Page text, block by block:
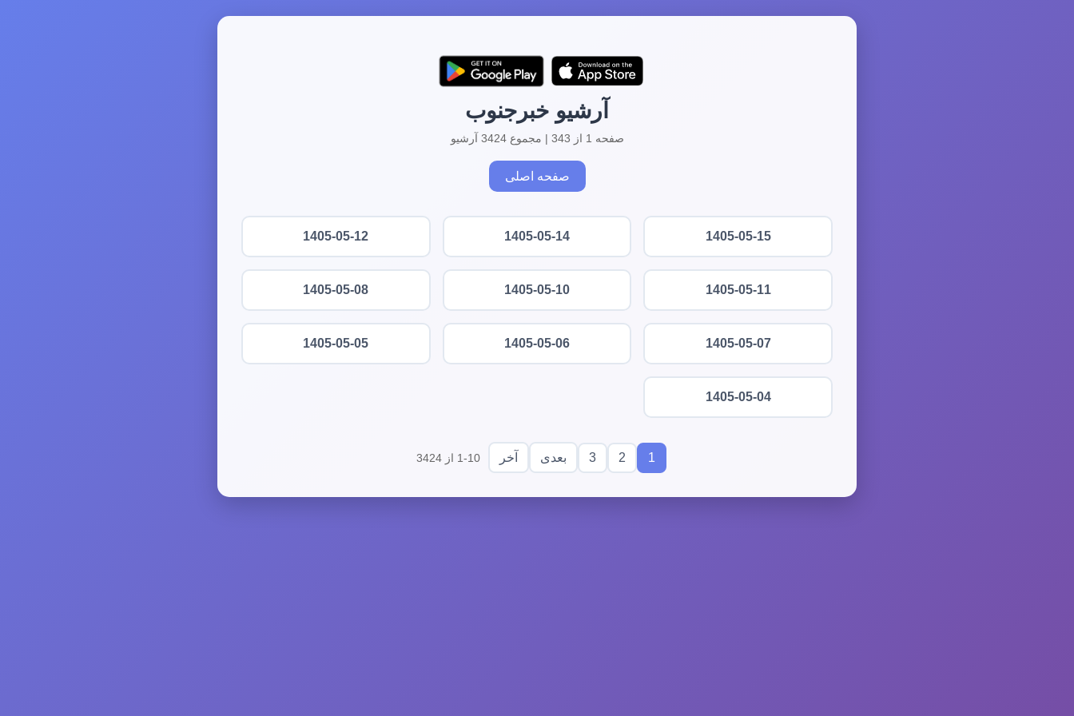
آرشیو خبرجنوب
صفحه 1 از 343 | مجموع 3424 آرشیو
صفحه اصلی
1405-05-15
1405-05-14
1405-05-12
1405-05-11
1405-05-10
1405-05-08
1405-05-07
1405-05-06
1405-05-05
1405-05-04
1
2
3 بعدی آخر 1-10 از 3424